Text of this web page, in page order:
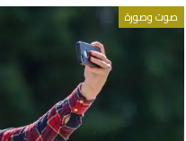
صوت وصورة